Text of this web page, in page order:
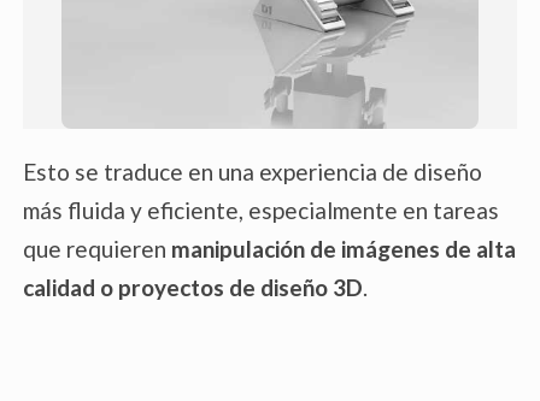
Esto se traduce en una experiencia de diseño
más fluida y eficiente, especialmente en tareas
que requieren manipulación de imágenes de alta
calidad o proyectos de diseño 3D.